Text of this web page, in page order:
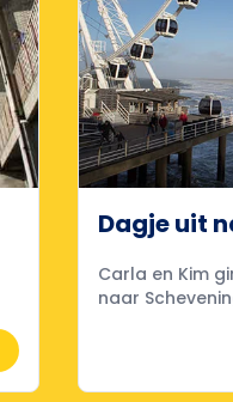
Dagje uit
Carla en Kim
naar